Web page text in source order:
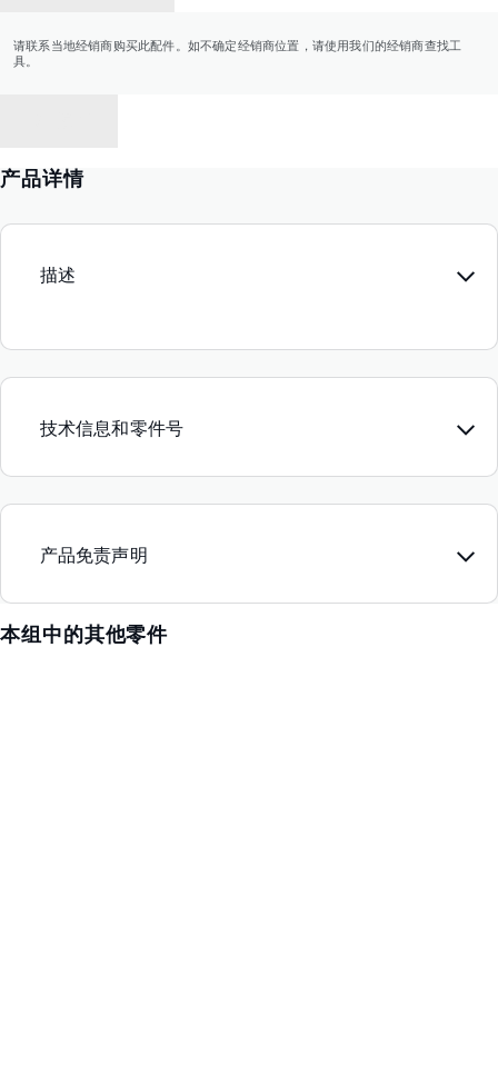
请联系当地经销商购买此配件。如不确定经销商位置，请使用我们的经销商查找工
具。
产品详情
描述
技术信息和零件号
产品免责声明
本组中的其他零件